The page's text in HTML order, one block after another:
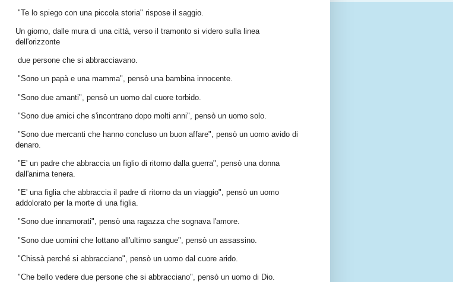
"Te lo spiego con una piccola storia" rispose il saggio.
Un giorno, dalle mura di una città, verso il tramonto si videro sulla linea
dell'orizzonte
due persone che si abbracciavano.
"Sono un papà e una mamma", pensò una bambina innocente.
"Sono due amanti", pensò un uomo dal cuore torbido.
"Sono due amici che s'incontrano dopo molti anni", pensò un uomo solo.
"Sono due mercanti che hanno concluso un buon affare", pensò un uomo avido di
denaro.
"E' un padre che abbraccia un figlio di ritorno dalla guerra", pensò una donna
dall'anima tenera.
"E' una figlia che abbraccia il padre di ritorno da un viaggio", pensò un uomo
addolorato per la morte di una figlia.
"Sono due innamorati", pensò una ragazza che sognava l'amore.
"Sono due uomini che lottano all'ultimo sangue", pensò un assassino.
"Chissà perché si abbracciano", pensò un uomo dal cuore arido.
"Che bello vedere due persone che si abbracciano", pensò un uomo di Dio.